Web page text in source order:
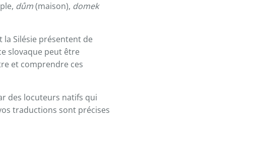
dům(maison), domek
la Silésie présentent de
slovaque peut être
et comprendre ces
des locuteurs natifs qui
traductions sont précises